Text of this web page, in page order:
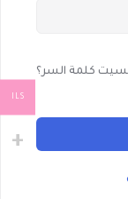
كلمة السر؟
ILS